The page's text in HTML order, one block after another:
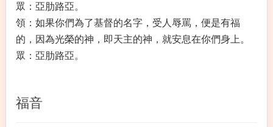
眾：亞肋路亞。
領：如果你們為了基督的名字，受人辱罵，便是有福
的，因為光榮的神，即天主的神，就安息在你們身上。
眾：亞肋路亞。
福音